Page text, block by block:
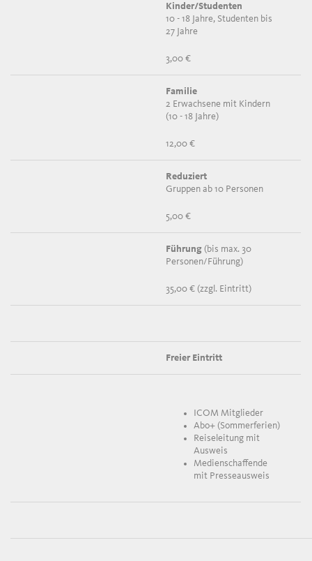
Kinder/Studenten
10 - 18 Jahre, Studenten bis
27 Jahre
3,00 €
Familie
2 Erwachsene mit Kindern
(10 - 18 Jahre)
12,00 €
Reduziert
Gruppen ab 10 Personen
5,00 €
Führung (bis max. 30
Personen/Führung)
35,00 € (zzgl. Eintritt)
Freier Eintritt
ICOM Mitglieder
Abo+ (Sommerferien)
Reiseleitung mit
Ausweis
Medienschaffende
mit Presseausweis